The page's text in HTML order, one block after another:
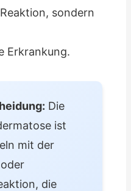
sondern
Erkrankung.
Die
ist
mit der
die